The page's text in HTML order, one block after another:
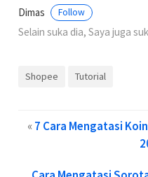
Dimas Follow
Selain suka dia, Saya juga
Shopee Tutorial
«7 Cara Mengatasi